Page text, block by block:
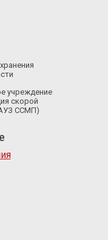
учреждение
скорой
ССМП)